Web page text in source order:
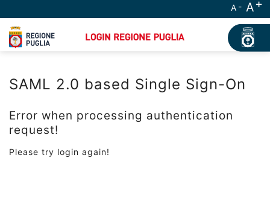
A A
SAML 2.0 based Single Sign-On
Error when processing authentication
request!
Please try login again!